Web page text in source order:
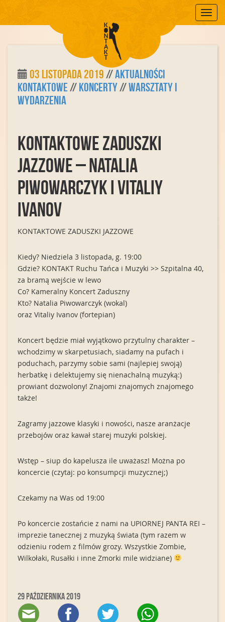
Mobile
03 listopada 2019//Aktualności
Kontaktowe//Koncerty//Warsztaty i
Wydarzenia
Kontaktowe Zaduszki
Jazzowe – Natalia
Piwowarczyk i Vitaliy
Ivanov
KONTAKTOWE ZADUSZKI JAZZOWE
Kiedy? Niedziela 3 listopada, g. 19:00
Gdzie? KONTAKT Ruchu Tańca i Muzyki >> Szpitalna 40,
za bramą wejście w lewo
Co? Kameralny Koncert Zaduszny
Kto? Natalia Piwowarczyk (wokal)
oraz Vitaliy Ivanov (fortepian)
Koncert będzie miał wyjątkowo przytulny charakter –
wchodzimy w skarpetusiach, siadamy na pufach i
poduchach, parzymy sobie sami (najlepiej swoją)
herbatkę i delektujemy się nienachalną muzyką:)
prowiant dozwolony! Znajomi znajomych znajomego
także!
Zagramy jazzowe klasyki i nowości, nasze aranżacje
przebojów oraz kawał starej muzyki polskiej.
Wstęp – siup do kapelusza ile uważasz! Można po
koncercie (czytaj: po konsumpcji muzycznej;)
Czekamy na Was od 19:00
Po koncercie zostańcie z nami na UPIORNEJ PANTA REI –
imprezie tanecznej z muzyką świata (tym razem w
odzieniu rodem z filmów grozy. Wszystkie Zombie,
Wilkołaki, Rusałki i inne Zmorki mile widziane)
29 października 2019